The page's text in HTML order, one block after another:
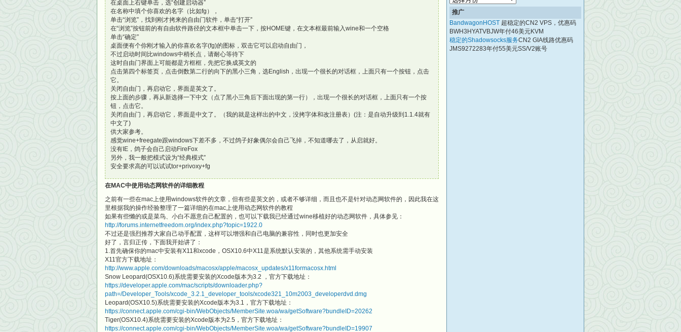
在桌面上右键单击，选“创建启动器”
在名称中填个你喜欢的名字（比如fg），
单击“浏览”，找到刚才拷来的自由门软件，单击“打开”
在“浏览”按钮前的有自由软件路径的文本框中单击一下，按HOME键，在文本框最前输入wine和一个空格
单击“确定”
桌面便有个你刚才输入的你喜欢名字(fg)的图标，双击它可以启动自由门，
不过启动时间比windows中稍长点，请耐心等待下
这时自由门界面上可能都是方框框，先把它换成英文的
点击第四个标签页，点击倒数第二行的向下的黑小三角，选English，出现一个很长的对话框，上面只有一个按钮，点击
它。
关闭自由门，再启动它，界面是英文了。
按上面的步骤，再从新选择一下中文（点了黑小三角后下面出现的第一行），出现一个很长的对话框，上面只有一个按
钮，点击它。
关闭自由门，再启动它，界面是中文了。（我的就是这样出的中文，没拷字体和改注册表）(注：是自动升级到1.1.4就有
中文了)
供大家参考。
感觉wine+freegate跟windows下差不多，不过鸽子好象偶尔会自己飞掉，不知道哪去了，从启就好。
没有IE，鸽子会自己启动FireFox
另外，我一般把模式设为“经典模式”
安全要求高的可以试试tor+privoxy+fg
在MAC中使用动态网软件的详细教程
之前有一些在mac上使用windows软件的文章，但有些是英文的，或者不够详细，而且也不是针对动态网软件的，因此我在这
里根据我的操作经验整理了一篇详细的在mac上使用动态网软件的教程
如果有些懒的或是菜鸟、小白不愿意自己配置的，也可以下载我已经通过wine移植好的动态网软件，具体参见：
http://forums.internetfreedom.org/index.php?topic=1922.0
不过还是强烈推荐大家自己动手配置，这样可以增强和自己电脑的兼容性，同时也更加安全
好了，言归正传，下面我开始讲了：
1.首先确保你的mac中安装有X11和xcode，OSX10.6中X11是系统默认安装的，其他系统需手动安装
X11官方下载地址：
http://www.apple.com/downloads/macosx/apple/macosx_updates/x11formacosx.html
Snow Leopard(OSX10.6)系统需要安装的Xcode版本为3.2 ，官方下载地址：
https://developer.apple.com/mac/scripts/downloader.php?
path=/Developer_Tools/xcode_3.2.1_developer_tools/xcode321_10m2003_developerdvd.dmg
Leopard(OSX10.5)系统需要安装的Xcode版本为3.1，官方下载地址：
https://connect.apple.com/cgi-bin/WebObjects/MemberSite.woa/wa/getSoftware?bundleID=20262
Tiger(OSX10.4)系统需要安装的Xcode版本为2.5，官方下载地址：
https://connect.apple.com/cgi-bin/WebObjects/MemberSite.woa/wa/getSoftware?bundleID=19907
档
推广
BandwagonHOST 超稳定的CN2 VPS，优惠码
BWH3HYATVBJW年付46美元KVM
稳定的Shadowsocks服务CN2 GIA线路优惠码
JMS9272283年付55美元SS/V2账号